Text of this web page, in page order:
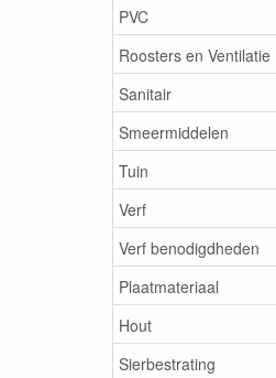
PVC
Roosters en Ventilatie
Sanitair
Smeermiddelen
Tuin
Verf
Verf benodigdheden
Plaatmateriaal
Hout
Sierbestrating